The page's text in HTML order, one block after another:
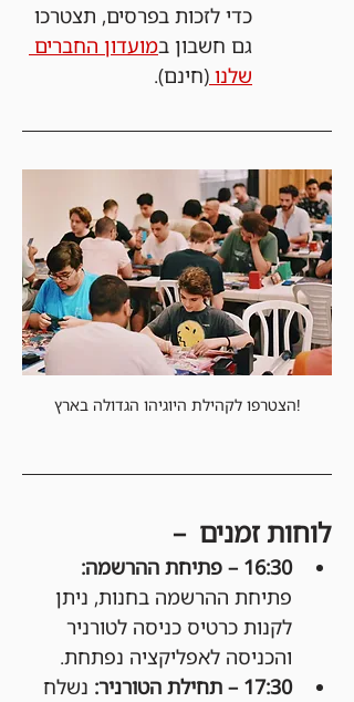
כדי לזכות בפרסים, תצטרכו
גם חשבון במועדון החברים
שלנו (חינם).
הצטרפו לקהילת היוגיהו הגדולה בארץ!
לוחות זמנים  –
16:30 – פתיחת ההרשמה:
פתיחת ההרשמה בחנות, ניתן
לקנות כרטיס כניסה לטורניר
והכניסה לאפליקציה נפתחת.
17:30 – תחילת הטורניר:
נשלח